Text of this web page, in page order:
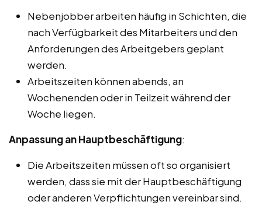
Nebenjobber arbeiten häufig in Schichten, die
nach Verfügbarkeit des Mitarbeiters und den
Anforderungen des Arbeitgebers geplant
werden.
Arbeitszeiten können abends, an
Wochenenden oder in Teilzeit während der
Woche liegen.
Anpassung an Hauptbeschäftigung:
Die Arbeitszeiten müssen oft so organisiert
werden, dass sie mit der Hauptbeschäftigung
oder anderen Verpflichtungen vereinbar sind.